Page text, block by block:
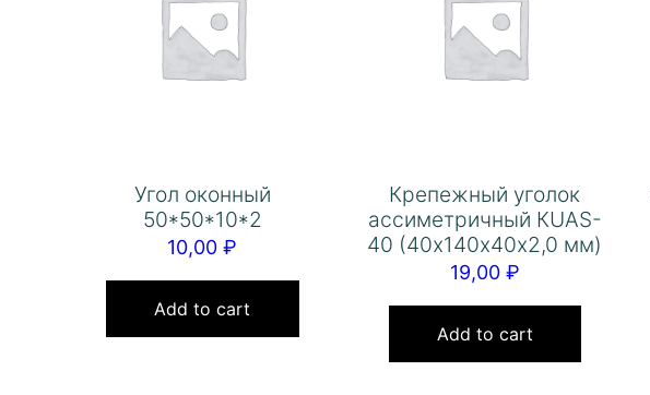
Угол оконный
50*50*10*2
10,00₽
Add to cart
Крепежный уголок
ассиметричный КUAS-
40 (40х140х40х2,0 мм)
19,00 ₽
Add to cart